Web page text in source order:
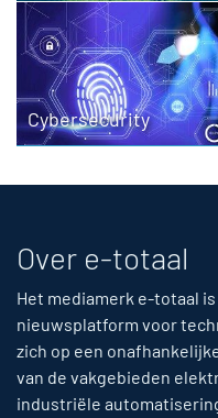
Cybersecurity
Over e-totaal
Het mediamerk e-totaal
nieuwsplatform voor
zich op een
van de vakgebieden
industriële